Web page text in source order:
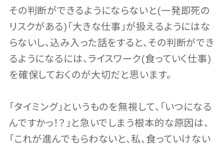
その判断ができるようにならないと(一発即死の
リスクがある)「大きな仕事」が扱えるようにはな
らないし、込み入った話をすると、その判断ができ
るようになるには、ライスワーク(食っていく仕事)
を確保しておくのが大切だと思います。
「タイミング」というものを無視して、「いつになる
んですかっ！？」と急いでしまう根本的な原因は、
「これが進んでもらわないと、私、食っていけない